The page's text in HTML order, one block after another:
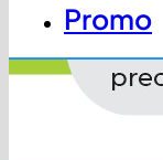
Promo